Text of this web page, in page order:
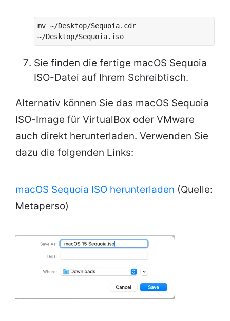
mv ~/Desktop/Sequoia.cdr
~/Desktop/Sequoia.iso
Sie finden die fertige macOS Sequoia
ISO-Datei auf Ihrem Schreibtisch.
Alternativ können Sie das macOS Sequoia
ISO-Image für VirtualBox oder VMware
auch direkt herunterladen. Verwenden Sie
dazu die folgenden Links:
macOS Sequoia ISO herunterladen (Quelle:
Metaperso)